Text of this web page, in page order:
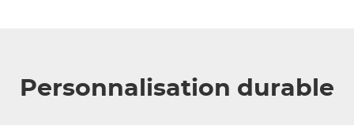
Personnalisation durable